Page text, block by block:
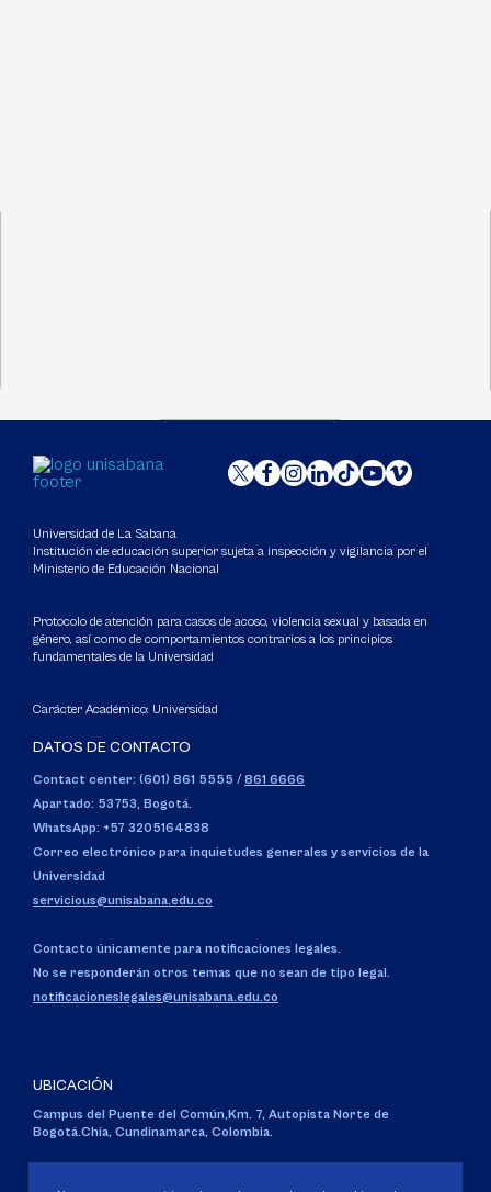
Universidad de La Sabana
Institución de educación superior sujeta a inspección y vigilancia por el
Ministerio de Educación Nacional
Protocolo de atención para casos de acoso, violencia sexual y basada en
género, así como de comportamientos contrarios a los principios
fundamentales de la Universidad
Carácter Académico: Universidad
DATOS DE CONTACTO
Contact center: (601) 861 5555 / 861 6666
Apartado: 53753, Bogotá.
WhatsApp: +57 3205164838
Correo electrónico para inquietudes generales y servicios de la
Universidad
servicious@unisabana.edu.co
Contacto únicamente para notificaciones legales.
No se responderán otros temas que no sean de tipo legal.
notificacioneslegales@unisabana.edu.co
UBICACIÓN
Campus del Puente del Común,Km. 7, Autopista Norte de
Bogotá.Chía, Cundinamarca, Colombia.